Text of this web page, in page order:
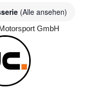
(Alle ansehen)
GmbH